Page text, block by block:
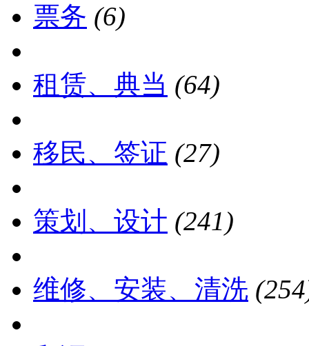
票务 (6)
租赁、典当 (64)
移民、签证 (27)
策划、设计 (241)
维修、安装、清洗